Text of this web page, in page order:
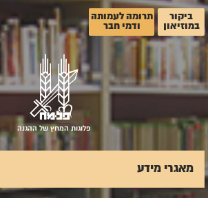
ביקור
במוזיאון
תרומה לעמותה
ודמי חבר
פלוגות המחץ של ההגנה
מאגרי מידע